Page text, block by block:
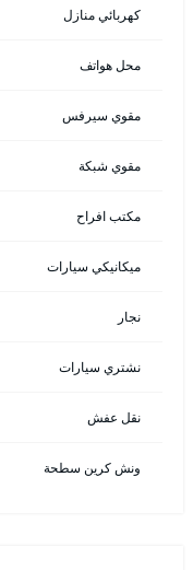
كهربائي منازل
محل هواتف
مقوي سيرفس
مقوي شبكة
مكتب افراح
ميكانيكي سيارات
نجار
نشتري سيارات
نقل عفش
ونش كرين سطحة